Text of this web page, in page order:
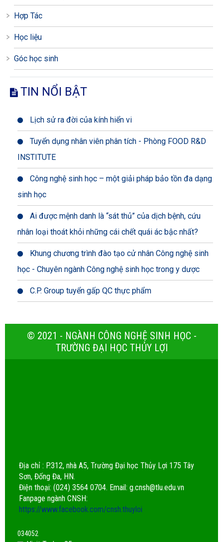
Hợp Tác
Học liệu
Góc học sinh
TIN NỔI BẬT
Lịch sử ra đời của kính hiển vi
Tuyển dụng nhân viên phân tích - Phòng FOOD R&D
INSTITUTE
Công nghệ sinh học – một giải pháp bảo tồn đa dạng
sinh học
Ai được mệnh danh là “sát thủ” của dịch bệnh, cứu
nhân loại thoát khỏi những cái chết quái ác bậc nhất?
Khung chương trình đào tạo cử nhân Công nghệ sinh
học - Chuyên ngành Công nghệ sinh học trong y dược
C.P. Group tuyển gấp QC thực phẩm
© 2021 - NGÀNH CÔNG NGHỆ SINH HỌC -
TRƯỜNG ĐẠI HỌC THỦY LỢI
Địa chỉ : P.312, nhà A5, Trường Đại học Thủy Lợi 175 Tây
Sơn, Đống Đa, HN.
Điện thoại: (024) 3564 0704. Email: g.cnsh@tlu.edu.vn
Fanpage ngành CNSH:
https://www.facebook.com/cnsh.thuyloi
034052